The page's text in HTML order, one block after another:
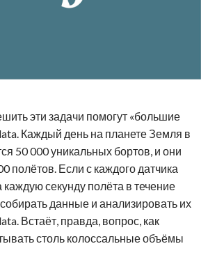
эти задачи помогут «большие
Каждый день на планете Земля в
50 000 уникальных бортов, и они
полётов. Если с каждого датчика
секунду полёта в течение
данные и анализировать их
Встаёт, правда, вопрос, как
столь колоссальные объёмы